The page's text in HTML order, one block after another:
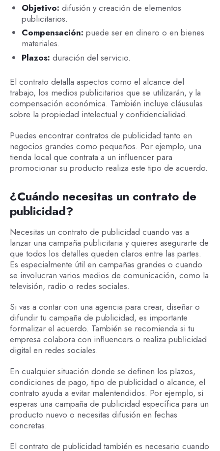
Objetivo: difusión y creación de elementos
publicitarios.
Compensación: puede ser en dinero o en bienes
materiales.
Plazos: duración del servicio.
El contrato detalla aspectos como el alcance del
trabajo, los medios publicitarios que se utilizarán, y la
compensación económica. También incluye cláusulas
sobre la propiedad intelectual y confidencialidad.
Puedes encontrar contratos de publicidad tanto en
negocios grandes como pequeños. Por ejemplo, una
tienda local que contrata a un influencer para
promocionar su producto realiza este tipo de acuerdo.
¿Cuándo necesitas un contrato de
publicidad?
Necesitas un contrato de publicidad cuando vas a
lanzar una campaña publicitaria y quieres asegurarte de
que todos los detalles queden claros entre las partes.
Es especialmente útil en campañas grandes o cuando
se involucran varios medios de comunicación, como la
televisión, radio o redes sociales.
Si vas a contar con una agencia para crear, diseñar o
difundir tu campaña de publicidad, es importante
formalizar el acuerdo. También se recomienda si tu
empresa colabora con influencers o realiza publicidad
digital en redes sociales.
En cualquier situación donde se definen los plazos,
condiciones de pago, tipo de publicidad o alcance, el
contrato ayuda a evitar malentendidos. Por ejemplo, si
esperas una campaña de publicidad específica para un
producto nuevo o necesitas difusión en fechas
concretas.
El contrato de publicidad también es necesario cuando